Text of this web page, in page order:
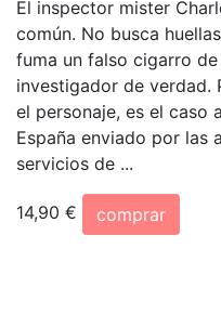
El inspector mister
común. No busca
fuma un falso cigarro
investigador de verdad.
el personaje, es el caso
España enviado por las
servicios de ...
14,90 €
comprar